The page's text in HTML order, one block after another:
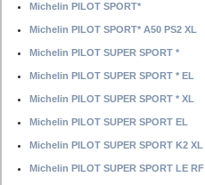
Michelin PILOT SPORT*
Michelin PILOT SPORT* A50 PS2 XL
Michelin PILOT SUPER SPORT *
Michelin PILOT SUPER SPORT * EL
Michelin PILOT SUPER SPORT * XL
Michelin PILOT SUPER SPORT EL
Michelin PILOT SUPER SPORT K2 XL
Michelin PILOT SUPER SPORT LE RF